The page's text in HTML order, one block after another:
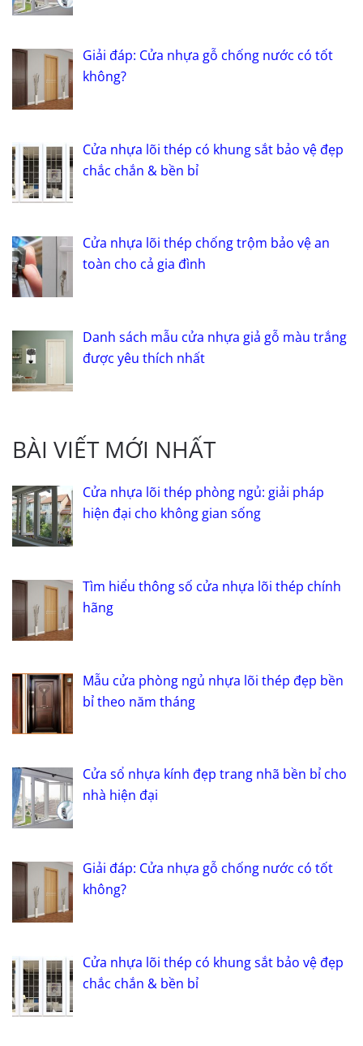
Giải đáp: Cửa nhựa gỗ chống nước có tốt
không?
Cửa nhựa lõi thép có khung sắt bảo vệ đẹp
chắc chắn & bền bỉ
Cửa nhựa lõi thép chống trộm bảo vệ an
toàn cho cả gia đình
Danh sách mẫu cửa nhựa giả gỗ màu trắng
được yêu thích nhất
BÀI VIẾT MỚI NHẤT
Cửa nhựa lõi thép phòng ngủ: giải pháp
hiện đại cho không gian sống
Tìm hiểu thông số cửa nhựa lõi thép chính
hãng
Mẫu cửa phòng ngủ nhựa lõi thép đẹp bền
bỉ theo năm tháng
Cửa sổ nhựa kính đẹp trang nhã bền bỉ cho
nhà hiện đại
Giải đáp: Cửa nhựa gỗ chống nước có tốt
không?
Cửa nhựa lõi thép có khung sắt bảo vệ đẹp
chắc chắn & bền bỉ